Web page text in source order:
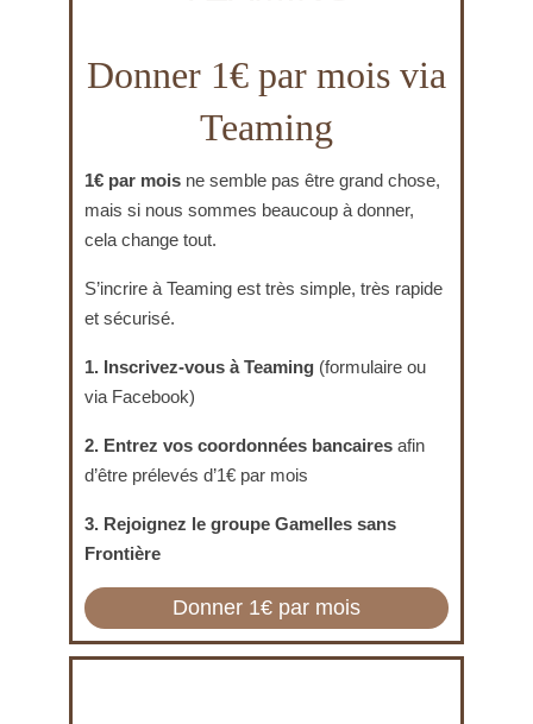
Donner 1€ par mois via
Teaming
1€ par moisne semble pas être grand chose,
mais si nous sommes beaucoup à donner,
cela change tout.
S’incrire à Teaming est très simple, très rapide
et sécurisé.
1. Inscrivez-vous à Teaming(formulaire ou
via Facebook)
2. Entrez vos coordonnées bancairesafin
d’être prélevés d’1€ par mois
3. Rejoignez le groupe Gamelles sans
Frontière
Donner 1€ par mois